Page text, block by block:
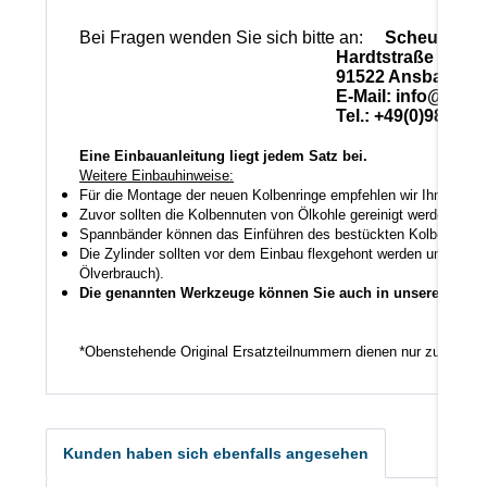
Bei Fragen wenden Sie sich bitte an: Scheuerlein
Hardtstraße 28
91522 Ansbach
E-Mail:
Tel.: +49(0)981-
Eine Einbauanleitung liegt jedem Satz bei.
Weitere Einbauhinweise:
Für die Montage der neuen Kolbenringe empfehlen wir Ihnen
Zuvor sollten die Kolbennuten von Ölkohle gereinigt werden
Spannbänder können das Einführen des bestückten Kolbens in
Die Zylinder sollten vor dem Einbau flexgehont werden um den
Ölverbrauch).
Die genannten Werkzeuge können Sie auch in unserem
*Obenstehende Original Ersatzteilnummern dienen nur zu
Kunden haben sich ebenfalls angesehen